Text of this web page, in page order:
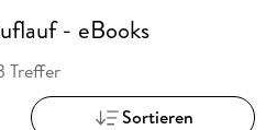
- eBooks
Treffer
Sortieren